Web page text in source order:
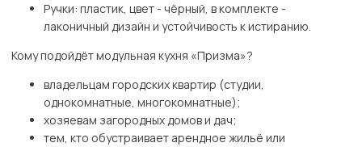
Ручки: пластик, цвет - чёрный, в комплекте -
лаконичный дизайн и устойчивость к истиранию.
Кому подойдёт модульная кухня «Призма»?
владельцам городских квартир (студии,
однокомнатные, многокомнатные);
хозяевам загородных домов и дач;
тем, кто обустраивает арендное жильё или